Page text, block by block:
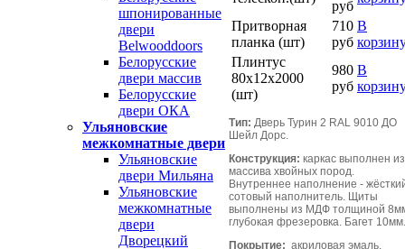
шпонированные
двери
Belwooddoors
Белорусские
двери массив
Белорусские
двери ОКА
Ульяновские
межкомнатные двери
Ульяновские
двери Мильяна
Ульяновские
межкомнатные
двери
Дворецкий
руб
Притворная
планка (шт)
710
руб
В
Плинтус
80х12х2000
(шт)
980
руб
В
Тип: Дверь Турин 2 RAL 9010 ДО
Шейл Дорс.
Конструкция: каркас выполнен из
массива хвойных пород.
Внутреннее наполнение -
сотовый наполнитель. Щиты
выполнены из МДФ толщиной
глубокая фрезеровка. Багет
Покрытие: акриловая эмаль.